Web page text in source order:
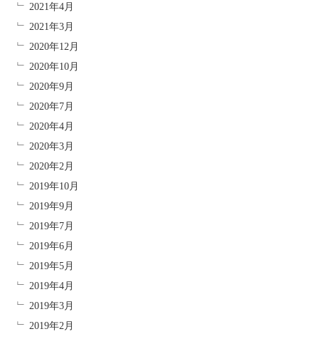
2021年4月
2021年3月
2020年12月
2020年10月
2020年9月
2020年7月
2020年4月
2020年3月
2020年2月
2019年10月
2019年9月
2019年7月
2019年6月
2019年5月
2019年4月
2019年3月
2019年2月